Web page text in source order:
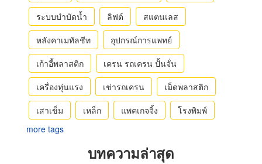
ระบบบำบัดน้ำ
ลิฟต์
สแตนเลส
หลังคาเมทัลชีท
อุปกรณ์การแพทย์
เก้าอี้พลาสติก
เครน รถเครน ปั้นจั่น
เครื่องทุ่นแรง
เช่ารถเครน
เม็ดพลาสติก
เสาเข็ม
เหล็ก แพคเกจจิ้ง
โรงพิมพ์
more tags
บทความล่าสุด